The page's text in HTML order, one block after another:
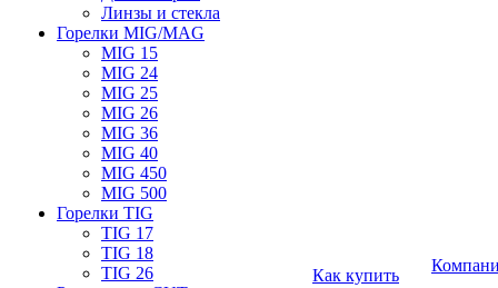
Линзы и стекла
Горелки MIG/MAG
MIG 15
MIG 24
MIG 25
MIG 26
MIG 36
MIG 40
MIG 450
MIG 500
Горелки TIG
TIG 17
TIG 18
TIG 26
Как купить